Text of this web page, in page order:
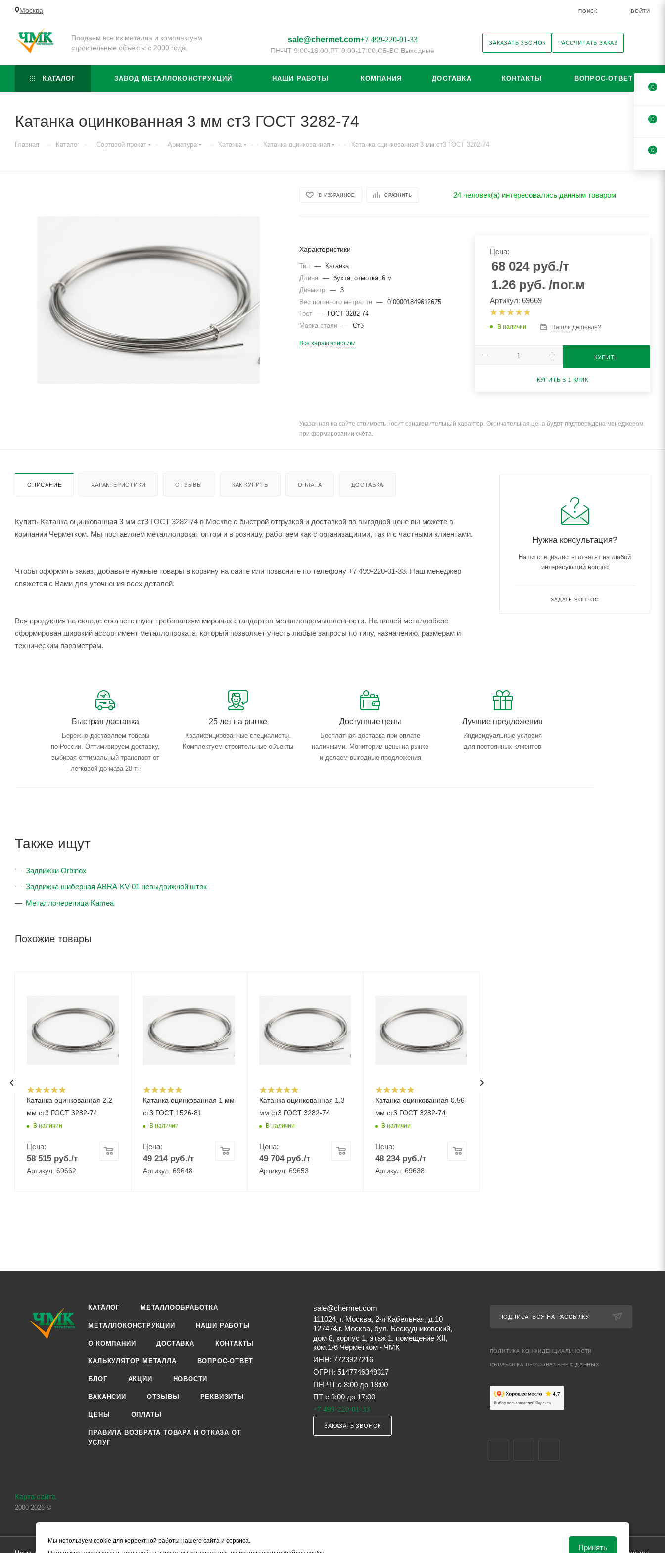
Москва ПОИСК ВОЙТИ
Продаем все из металла и комплектуем
строительные объекты с 2000 года.
sale@chermet.com+7 499-220-01-33
ПН-ЧТ 9:00-18:00, ПТ 9:00-17:00, СБ-ВС Выходные
ЗАКАЗАТЬ ЗВОНОК РАССЧИТАТЬ ЗАКАЗ
КАТАЛОГ ЗАВОД МЕТАЛЛОКОНСТРУКЦИЙ НАШИ РАБОТЫ КОМПАНИЯ ДОСТАВКА КОНТАКТЫ ВОПРОС-ОТВЕТ
Катанка оцинкованная 3 мм ст3 ГОСТ 3282-74
Главная — Каталог — Сортовой прокат — Арматура — Катанка — Катанка оцинкованная — Катанка оцинкованная 3 мм ст3 ГОСТ 3282-74
В ИЗБРАННОЕ СРАВНИТЬ 24 человек(а) интересовались данным товаром
Характеристики
Тип —
Катанка
Длина
—
бухта, отмотка, 6 м
Диаметр
—
3
Вес погонного метра. тн
—
0.00001849612675
Гост
—
ГОСТ 3282-74
Марка стали
— Ст3
Все характеристики
Цена:
68 024руб./т
1.26 руб. /пог.м
Артикул: 69669
В наличии Нашли дешевле?
КУПИТЬ
КУПИТЬ В 1 КЛИК
Указанная на сайте стоимость носит ознакомительный характер. Окончательная цена будет подтверждена менеджером
при формировании счёта.
ОПИСАНИЕ ХАРАКТЕРИСТИКИ ОТЗЫВЫ КАК КУПИТЬ ОПЛАТА ДОСТАВКА
Купить Катанка оцинкованная 3 мм ст3 ГОСТ 3282-74 в Москве с быстрой отгрузкой и доставкой по выгодной цене вы можете в
компании Черметком. Мы поставляем металлопрокат оптом и в розницу, работаем как с организациями, так и с частными клиентами.
Чтобы оформить заказ, добавьте нужные товары в корзину на сайте или позвоните по телефону +7 499-220-01-33. Наш менеджер
свяжется с Вами для уточнения всех деталей.
Вся продукция на складе соответствует требованиям мировых стандартов металлопромышленности. На нашей металлобазе
сформирован широкий ассортимент металлопроката, который позволяет учесть любые запросы по типу, назначению, размерам и
техническим параметрам.
Быстрая доставка
Бережно доставляем товары
по России. Оптимизируем доставку,
выбирая оптимальный транспорт от
легковой до маза 20 тн
25 лет на рынке
Квалифицированные специалисты.
Комплектуем строительные объекты
Доступные цены
Бесплатная доставка при оплате
наличными. Мониторим цены на рынке
и делаем выгодные предложения
Лучшие предложения
Индивидуальные условия
для постоянных клиентов
Также ищут
Задвижки Orbinox
Задвижка шиберная ABRA-KV-01 невыдвижной шток
Металлочерепица Kamea
Похожие товары
Катанка оцинкованная 2.2
мм ст3 ГОСТ 3282-74
В наличии
Цена:
58 515 руб./т
Артикул: 69662
Катанка оцинкованная 1 мм
ст3 ГОСТ 1526-81
В наличии
Цена:
49 214руб./т
Артикул: 69648
Катанка оцинкованная 1.3
мм ст3 ГОСТ 3282-74
В наличии
Цена:
49 704руб./т
Артикул: 69653
Катанка оцинкованная 0.56
мм ст3 ГОСТ 3282-74
В наличии
Цена:
48 234руб./т
Артикул: 69638
Нужна консультация?
Наши специалисты ответят на любой
интересующий вопрос
ЗАДАТЬ ВОПРОС
КАТАЛОГ МЕТАЛЛООБРАБОТКА
МЕТАЛЛОКОНСТРУКЦИИ НАШИ РАБОТЫ
О КОМПАНИИ ДОСТАВКА КОНТАКТЫ
КАЛЬКУЛЯТОР МЕТАЛЛА ВОПРОС-ОТВЕТ
БЛОГ АКЦИИ НОВОСТИ
ВАКАНСИИ ОТЗЫВЫ РЕКВИЗИТЫ
ЦЕНЫ ОПЛАТЫ
ПРАВИЛА ВОЗВРАТА ТОВАРА И ОТКАЗА ОТ
УСЛУГ
sale@chermet.com
111024, г. Москва, 2-я Кабельная, д.10
127474,г. Москва, бул. Бескудниковский,
дом 8, корпус 1, этаж 1, помещение XII,
ком.1-6 Черметком - ЧМК
ИНН: 7723927216
ОГРН: 5147746349317
ПН-ЧТ с 8:00 до 18:00
ПТ с 8:00 до 17:00
+7 499-220-01-33
ЗАКАЗАТЬ ЗВОНОК
ПОДПИСАТЬСЯ НА РАССЫЛКУ
ПОЛИТИКА КОНФИДЕНЦИАЛЬНОСТИ
ОБРАБОТКА ПЕРСОНАЛЬНЫХ ДАННЫХ
Карта сайта
2000-2026 ©
0
0
0
Мы используем cookie для корректной работы нашего сайта и сервиса.
Принять